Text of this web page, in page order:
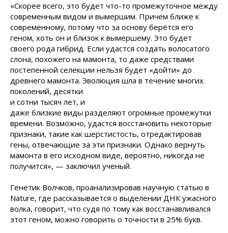
«Скорее всего, это будет что-то промежуточное между
современным видом и вымершим. Причем ближе к
современному, потому что за основу берётся его
геном, хоть он и близок к вымершему. Это будет
своего рода гибрид. Если удастся создать волосатого
слона, похожего на мамонта, то даже средствами
постепенной селекции нельзя будет «дойти» до
древнего мамонта. Эволюция шла в течение многих
поколений, десятки
и сотни тысяч лет, и
даже близкие виды разделяют огромные промежутки
времени. Возможно, удастся восстановить некоторые
признаки, такие как шерстистость, отредактировав
гены, отвечающие за эти признаки. Однако вернуть
мамонта в его исходном виде, вероятно, никогда не
получится», — заключил ученый.
Генетик Волчков, проанализировав научную статью в
Nature, где рассказывается о выделении ДНК ужасного
волка, говорит, что судя по тому как восстанавливался
этот геном, можно говорить о точности в 25% букв.